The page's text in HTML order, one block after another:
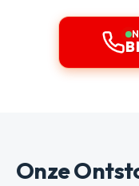
Onze